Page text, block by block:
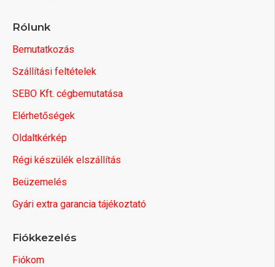
Rólunk
Bemutatkozás
Szállítási feltételek
SEBO Kft. cégbemutatása
Elérhetőségek
Oldaltkérkép
Régi készülék elszállítás
Beüzemelés
Gyári extra garancia tájékoztató
Fiókkezelés
Fiókom